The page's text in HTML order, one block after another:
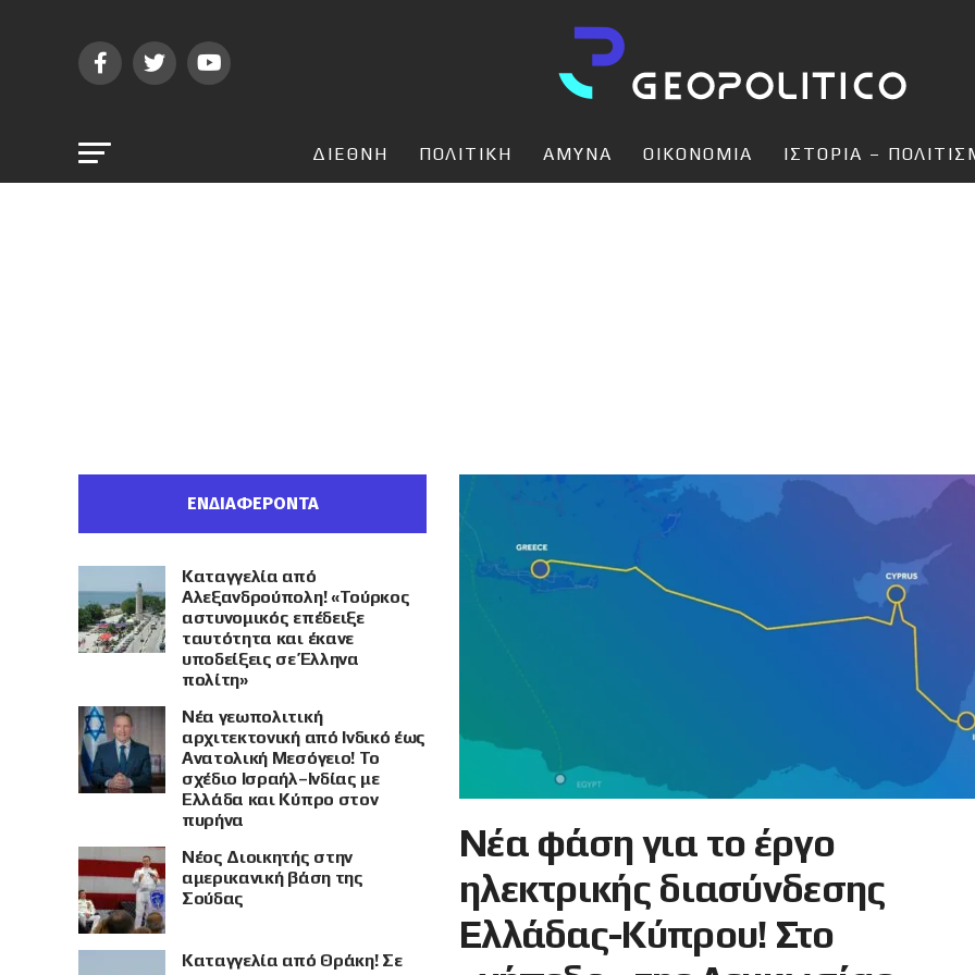
ΔΙΕΘΝΗ ΠΟΛΙΤΙΚΗ ΑΜΥΝΑ ΟΙΚΟΝΟΜΙΑ ΙΣΤΟΡΙΑ –
Νέα φάση για το έργο
ηλεκτρικής διασύνδεσης
Ελλάδας-Κύπρου! Στο
ΕΝΔΙΑΦΕΡΟΝΤΑ
Καταγγελία από
Αλεξανδρούπολη! «Τούρκος
αστυνομικός επέδειξε
ταυτότητα και έκανε
υποδείξεις σε Έλληνα
πολίτη»
Νέα γεωπολιτική
αρχιτεκτονική από Ινδικό έως
Ανατολική Μεσόγειο! Το
σχέδιο Ισραήλ–Ινδίας με
Ελλάδα και Κύπρο στον
πυρήνα
Νέος Διοικητής στην
αμερικανική βάση της
Σούδας
Καταγγελία από Θράκη! Σε